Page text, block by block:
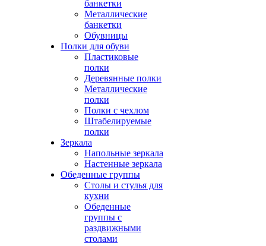
банкетки
Металлические
банкетки
Обувницы
Полки для обуви
Пластиковые
полки
Деревянные полки
Металлические
полки
Полки с чехлом
Штабелируемые
полки
Зеркала
Напольные зеркала
Настенные зеркала
Обеденные группы
Столы и стулья для
кухни
Обеденные
группы с
раздвижными
столами